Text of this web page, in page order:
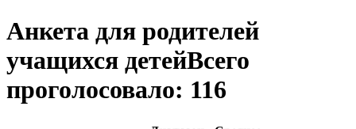
Анкета для родителей
учащихся детейВсего
проголосовало: 116